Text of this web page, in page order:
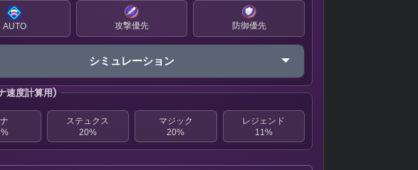
AUTO 攻撃優先 防御優先
シミュレーション
速度計算用)
ステュクス
20%
マジック
20%
レジェンド
11%